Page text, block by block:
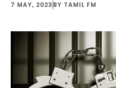
7 MAY, 2023 BY TAMIL FM